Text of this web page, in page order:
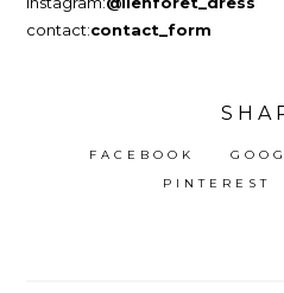
contact:contact_form
FACEBOOK
PINTEREST